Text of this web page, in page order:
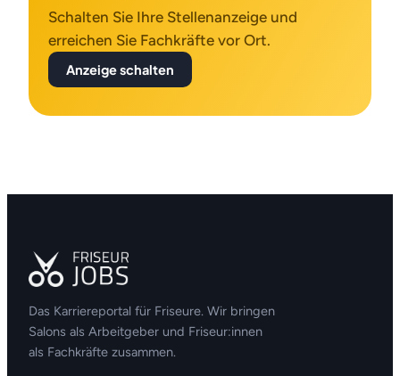
Schalten Sie Ihre Stellenanzeige und
erreichen Sie Fachkräfte vor Ort.
Anzeige schalten
Das Karriereportal für Friseure. Wir bringen
Salons als Arbeitgeber und Friseur:innen
als Fachkräfte zusammen.